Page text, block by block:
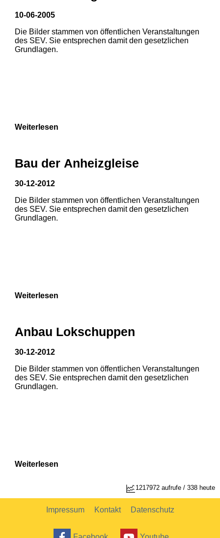
1 2
1 2
1 2
10-06-2005
Die Bilder stammen von öffentlichen Veranstaltungen
des SEV. Sie entsprechen damit den gesetzlichen
Grundlagen.
Weiterlesen
Bau der Anheizgleise
30-12-2012
Die Bilder stammen von öffentlichen Veranstaltungen
des SEV. Sie entsprechen damit den gesetzlichen
Grundlagen.
Weiterlesen
Anbau Lokschuppen
30-12-2012
Die Bilder stammen von öffentlichen Veranstaltungen
des SEV. Sie entsprechen damit den gesetzlichen
Grundlagen.
Weiterlesen
1217972 aufrufe / 338 heute
Impressum Kontakt Datenschutz